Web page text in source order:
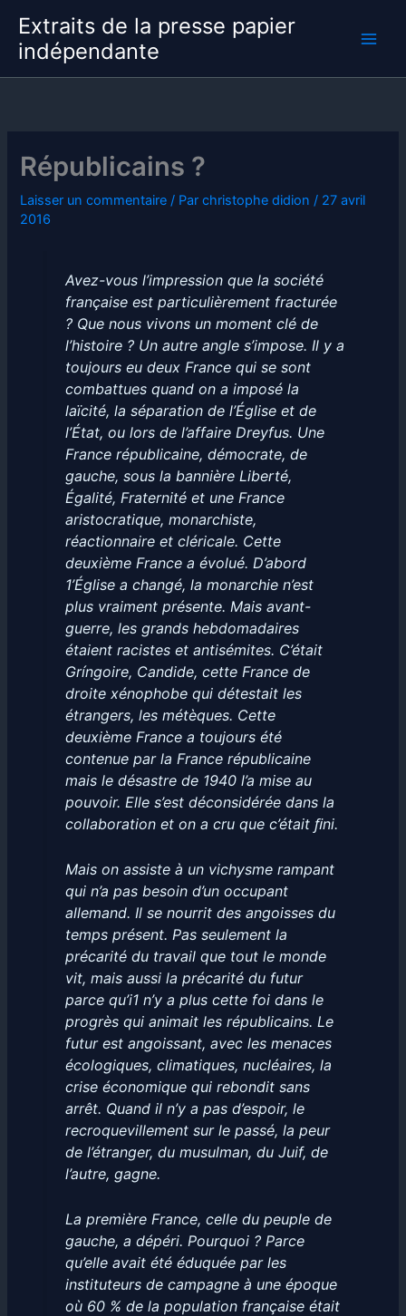
contenu
Extraits de la presse papier
indépendante
Républicains ?
Laisser un commentaire / Parchristophe didion / 27 avril
2016
Avez-vous l’impression que la société
française est particulièrement fracturée
? Que nous vivons un moment clé de
l’histoire ? Un autre angle s’impose. Il y a
toujours eu deux France qui se sont
combattues quand on a imposé la
laïcité, la séparation de l’Église et de
l’État, ou lors de l’affaire Dreyfus. Une
France républicaine, démocrate, de
gauche, sous la bannière Liberté,
Égalité, Fraternité et une France
aristocratique, monarchiste,
réactionnaire et cléricale. Cette
deuxième France a évolué. D’abord
1’Église a changé, la monarchie n’est
plus vraiment présente. Mais avant-
guerre, les grands hebdomadaires
étaient racistes et antisémites. C’était
Gríngoire, Candide, cette France de
droite xénophobe qui détestait les
étrangers, les métèques. Cette
deuxième France a toujours été
contenue par la France républicaine
mais le désastre de 1940 l’a mise au
pouvoir. Elle s’est déconsidérée dans la
collaboration et on a cru que c’était ﬁni.
Mais on assiste à un vichysme rampant
qui n’a pas besoin d’un occupant
allemand. Il se nourrit des angoisses du
temps présent. Pas seulement la
précarité du travail que tout le monde
vit, mais aussi la précarité du futur
parce qu’i1 n’y a plus cette foi dans le
progrès qui animait les républicains. Le
futur est angoissant, avec les menaces
écologiques, climatiques, nucléaires, la
crise économique qui rebondit sans
arrêt. Quand il n’y a pas d’espoir, le
recroquevillement sur le passé, la peur
de l’étranger, du musulman, du Juif, de
l’autre, gagne.
La première France, celle du peuple de
gauche, a dépéri. Pourquoi ? Parce
qu’elle avait été éduquée par les
instituteurs de campagne à une époque
où 60 % de la population française était